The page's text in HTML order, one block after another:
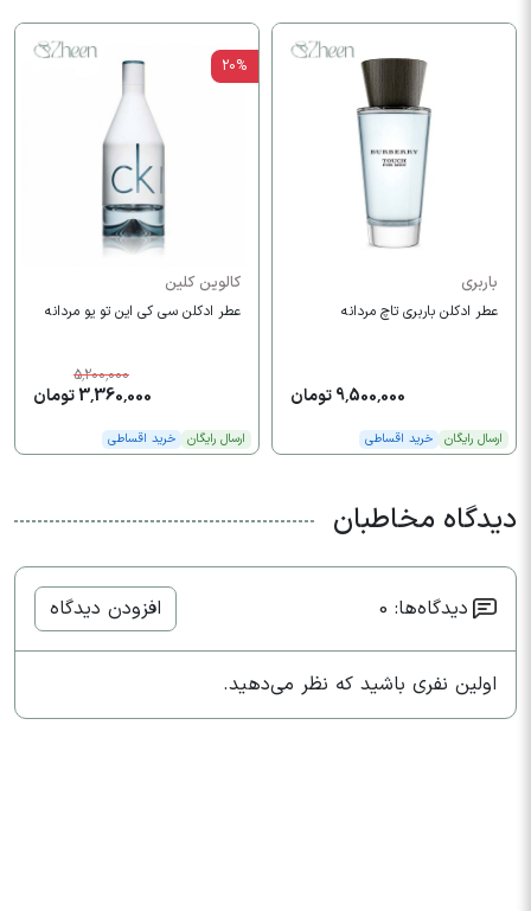
باربری
عطر ادکلن باربری تاچ مردانه
9,500,000 تومان
ارسال رایگان خرید اقساطی
20%
کالوین کلین
عطر ادکلن سی کی این تو یو مردانه
5,200,000
3,360,000 تومان
ارسال رایگان خرید اقساطی
دیدگاه مخاطبان
دیدگاه‌ها: 0 افزودن دیدگاه
اولین نفری باشید که نظر می‌دهید.